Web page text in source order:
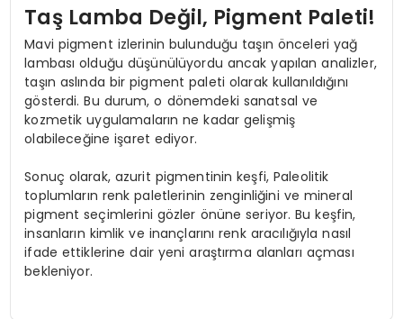
Taş Lamba Değil, Pigment Paleti!
Mavi pigment izlerinin bulunduğu taşın önceleri yağ
lambası olduğu düşünülüyordu ancak yapılan analizler,
taşın aslında bir pigment paleti olarak kullanıldığını
gösterdi. Bu durum, o dönemdeki sanatsal ve
kozmetik uygulamaların ne kadar gelişmiş
olabileceğine işaret ediyor.
Sonuç olarak, azurit pigmentinin keşfi, Paleolitik
toplumların renk paletlerinin zenginliğini ve mineral
pigment seçimlerini gözler önüne seriyor. Bu keşfin,
insanların kimlik ve inançlarını renk aracılığıyla nasıl
ifade ettiklerine dair yeni araştırma alanları açması
bekleniyor.